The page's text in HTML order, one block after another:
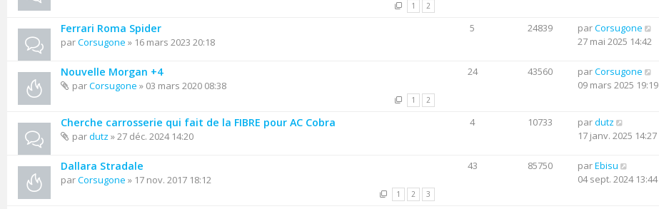
1 2
Ferrari Roma Spider
parCorsugone » 16 mars 2023 20:18
5 24839 parCorsugone
27 mai 2025 14:42
Nouvelle Morgan +4
parCorsugone » 03 mars 2020 08:38
1 2
24 43560 parCorsugone
09 mars 2025 19:19
Cherche carrosserie qui fait de la FIBRE pour AC Cobra
pardutz » 27 déc. 2024 14:20
4 10733 pardutz
17 janv. 2025 14:27
Dallara Stradale
parCorsugone » 17 nov. 2017 18:12
1 2 3
43 85750 parEbisu
04 sept. 2024 13:44